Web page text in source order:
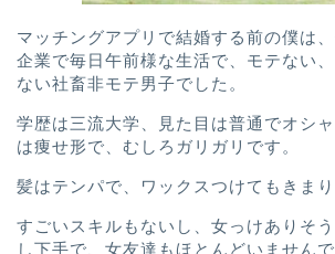
マッチングアプリで結婚する前の僕は、
企業で毎日午前様な生活で、 モテない、
ない社畜非モテ男子でした。
学歴は三流大学、 見た目は普通でオシ
は痩せ形で、むしろガリガリです。
髪はテンパで、ワックスつけてもきまり
すごいスキルもないし、 女っけありそ
し下手で、女友達もほとんどいませんで